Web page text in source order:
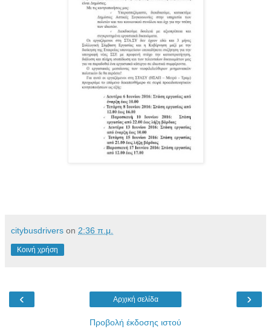
citybusdrivers on 2:36 π.μ.
Κοινή χρήση
‹ ›
Αρχική σελίδα
Προβολή έκδοσης ιστού